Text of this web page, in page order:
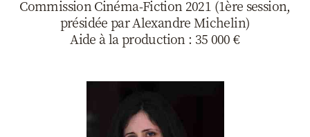
Commission Cinéma-Fiction 2021 (1ère session,
présidée par Alexandre Michelin)
Aide à la production : 35 000 €